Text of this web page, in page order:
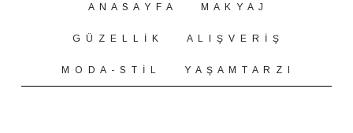
A N A S A Y F A M A K Y A J
G Ü Z E L L İ K A L I Ş V E R İ Ş
M O D A - S T İ L Y A Ş A M T A R Z I